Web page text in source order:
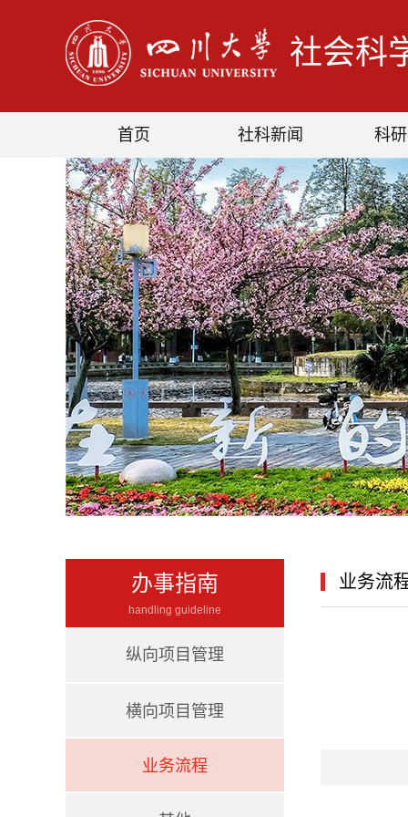
社会科
首页 社科新闻 科
办事指南
handling guideline
纵向项目管理
横向项目管理
业务流程
业务流